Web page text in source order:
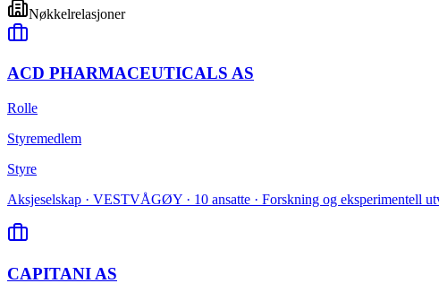
Nøkkelrelasjoner
ACD PHARMACEUTICALS AS
Rolle
Styremedlem
Styre
Aksjeselskap · VESTVÅGØY · 10 ansatte · Forskning og eksperimentell
CAPITANI AS